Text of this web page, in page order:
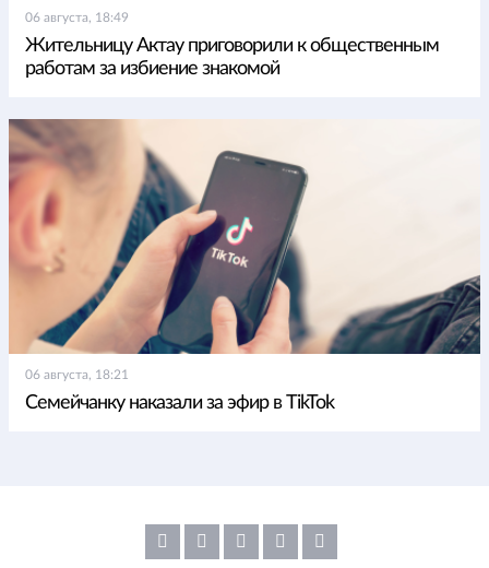
06 августа, 18:49
Жительницу Актау приговорили к общественным
работам за избиение знакомой
06 августа, 18:21
Семейчанку наказали за эфир в TikTok